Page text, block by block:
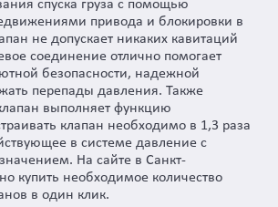
спуска груза с помощью
привода и блокировки в
не допускает никаких кавитаций
соединение отлично помогает
безопасности, надежной
перепады давления. Также
выполняет функцию
клапан необходимо в 1,3 раза
в системе давление с
На сайте в Санкт-
купить необходимое количество
в один клик.